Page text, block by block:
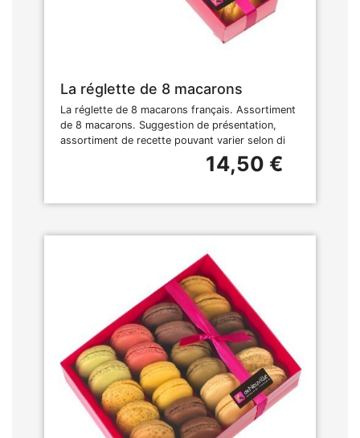
La réglette de 8 macarons
La réglette de 8 macarons français. Assortiment
de 8 macarons. Suggestion de présentation,
assortiment de recette pouvant varier selon di
14,50 €